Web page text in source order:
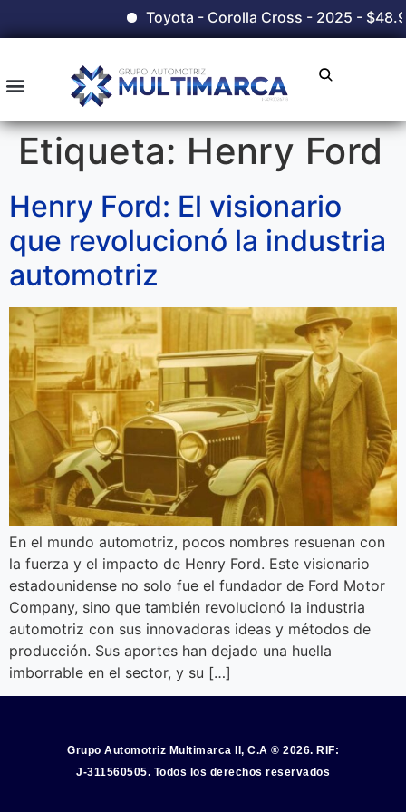
Toyota - Corolla Cross - 2025 -
Etiqueta: Henry Ford
Henry Ford: El visionario
que revolucionó la industria
automotriz
En el mundo automotriz, pocos nombres resuenan con
la fuerza y el impacto de Henry Ford. Este visionario
estadounidense no solo fue el fundador de Ford Motor
Company, sino que también revolucionó la industria
automotriz con sus innovadoras ideas y métodos de
producción. Sus aportes han dejado una huella
imborrable en el sector, y su […]
Grupo Automotriz Multimarca II, C.A ® 2026. RIF:
J-311560505. Todos los derechos reservados